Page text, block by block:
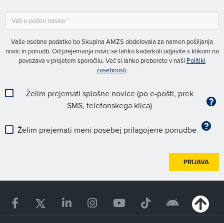
Vaše osebne podatke bo Skupina AMZS obdelovala za namen pošiljanja
novic in ponudb. Od prejemanja novic se lahko kadarkoli odjavite s klikom na
povezavo v prejetem sporočilu. Več si lahko preberete v naši Politiki
zasebnosti.
Želim prejemati splošne novice (po e-pošti, prek
SMS, telefonskega klica)
Želim prejemati meni posebej prilagojene ponudbe
PRIJAVA